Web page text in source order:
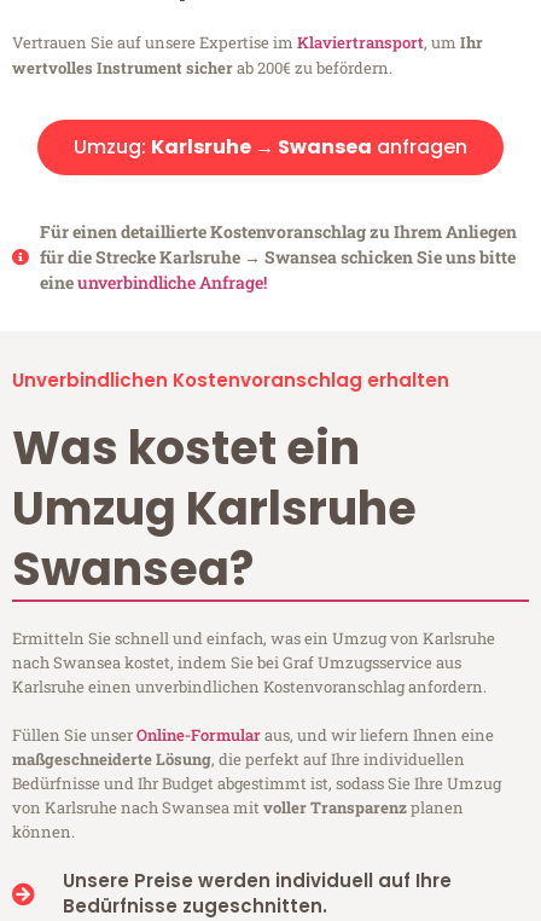
Vertrauen Sie auf unsere Expertise im Klaviertransport, um Ihr
wertvolles Instrument sicherab 200€ zu befördern.
Umzug: Karlsruhe → Swansea anfragen
Für einen detaillierte Kostenvoranschlag zu Ihrem Anliegen
für die Strecke Karlsruhe → Swansea schicken Sie uns bitte
eineunverbindliche Anfrage!
Unverbindlichen Kostenvoranschlag erhalten
Was kostet ein
Umzug Karlsruhe
Swansea?
Ermitteln Sie schnell und einfach, was ein Umzug von Karlsruhe
nach Swansea kostet, indem Sie bei Graf Umzugsservice aus
Karlsruhe einen unverbindlichen Kostenvoranschlag anfordern.
Füllen Sie unserOnline-Formularaus, und wir liefern Ihnen eine
maßgeschneiderte Lösung, die perfekt auf Ihre individuellen
Bedürfnisse und Ihr Budget abgestimmt ist, sodass Sie Ihre Umzug
von Karlsruhe nach Swansea mitvoller Transparenzplanen
können.
Unsere Preise werden individuell auf Ihre
Bedürfnisse zugeschnitten.